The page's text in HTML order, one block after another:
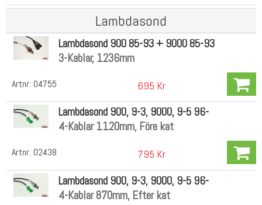
Lambdasond
Artnr: 04755
Lambdasond 900 85-93 + 9000 85-93
3-Kablar, 1236mm
695 Kr
Artnr: 02438
Lambdasond 900, 9-3, 9000, 9-5 96-
4-Kablar 1120mm, Före kat
795 Kr
Lambdasond 900, 9-3, 9000, 9-5 96-
4-Kablar 870mm, Efter kat